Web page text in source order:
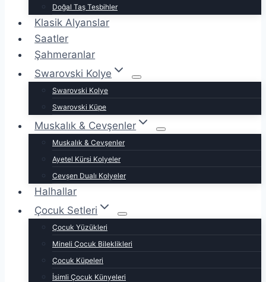
Doğal Taş Tesbihler
Klasik Alyanslar
Saatler
Şahmeranlar
Swarovski Kolye
Swarovski Kolye
Swarovski Küpe
Muskalık & Cevşenler
Muskalık & Cevşenler
Ayetel Kürsi Kolyeler
Cevşen Dualı Kolyeler
Halhallar
Çocuk Setleri
Çocuk Yüzükleri
Mineli Çocuk Bileklikleri
Çocuk Küpeleri
İsimli Çocuk Künyeleri